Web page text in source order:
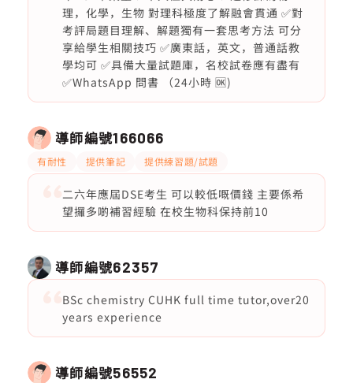
理，化學，生物 對理科極度了解融會貫通 ✅對
考評局題目理解、解題獨有一套思考方法 可分
享給學生相關技巧 ✅廣東話，英文，普通話教
學均可 ✅具備大量試題庫，名校試卷應有盡有
✅WhatsApp 問書 （24小時 🆗)
導師編號166066
有耐性 提供筆記 提供練習題/試題
二六年應屆DSE考生 可以較低嘅價錢 主要係希
望攞多啲補習經驗 在校生物科保持前10
導師編號62357
BSc chemistry CUHK full time tutor,over20
years experience
導師編號56552